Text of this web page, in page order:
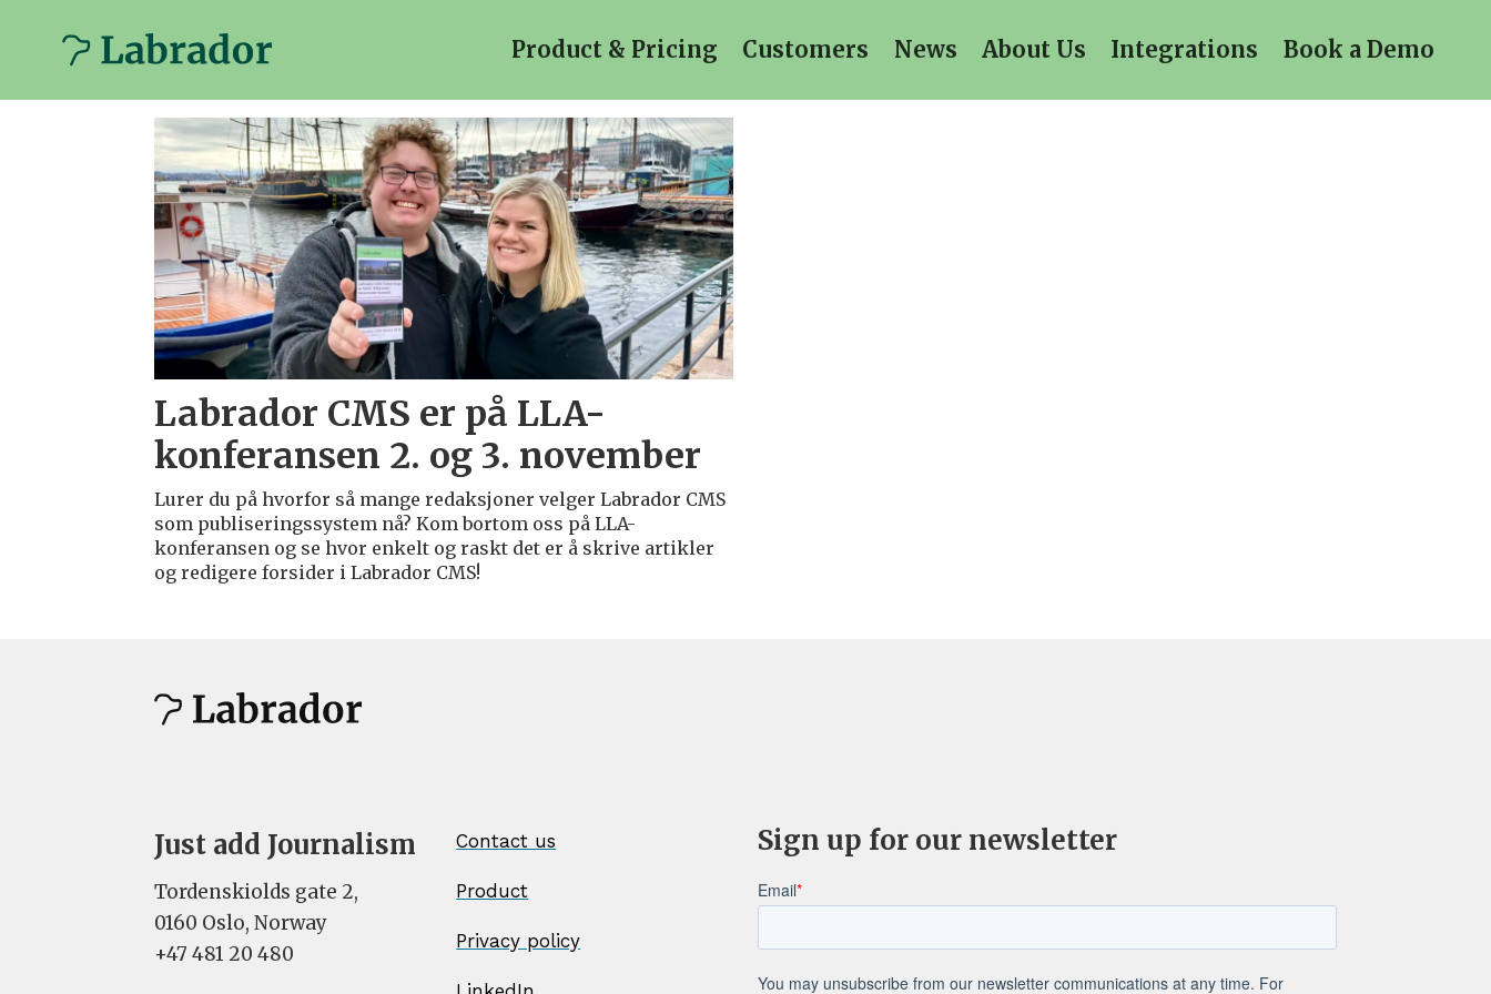
Product & Pricing Customers News About Us Integrations Book a Demo
Labrador CMS er på LLA-
konferansen 2. og 3. november
Lurer du på hvorfor så mange redaksjoner velger Labrador CMS
som publiseringssystem nå? Kom bortom oss på LLA-
konferansen og se hvor enkelt og raskt det er å skrive artikler
og redigere forsider i Labrador CMS!
Just add Journalism
Tordenskiolds gate 2,
0160 Oslo, Norway
+47 481 20 480
Contact us
Product
Privacy policy
Sign up for our newsletter